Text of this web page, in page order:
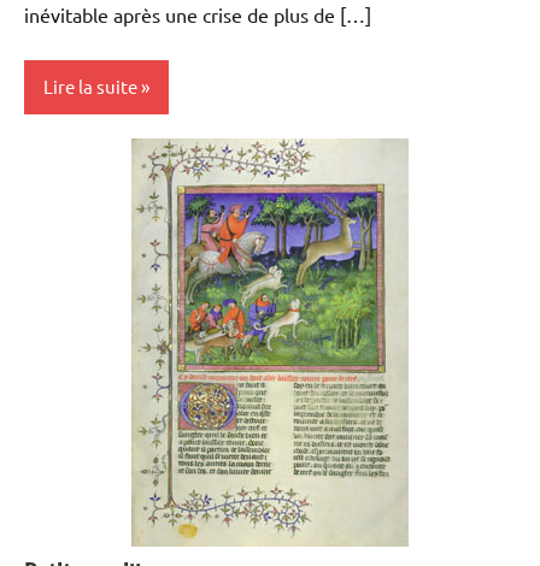
inévitable après une crise de plus de […]
Lire la suite